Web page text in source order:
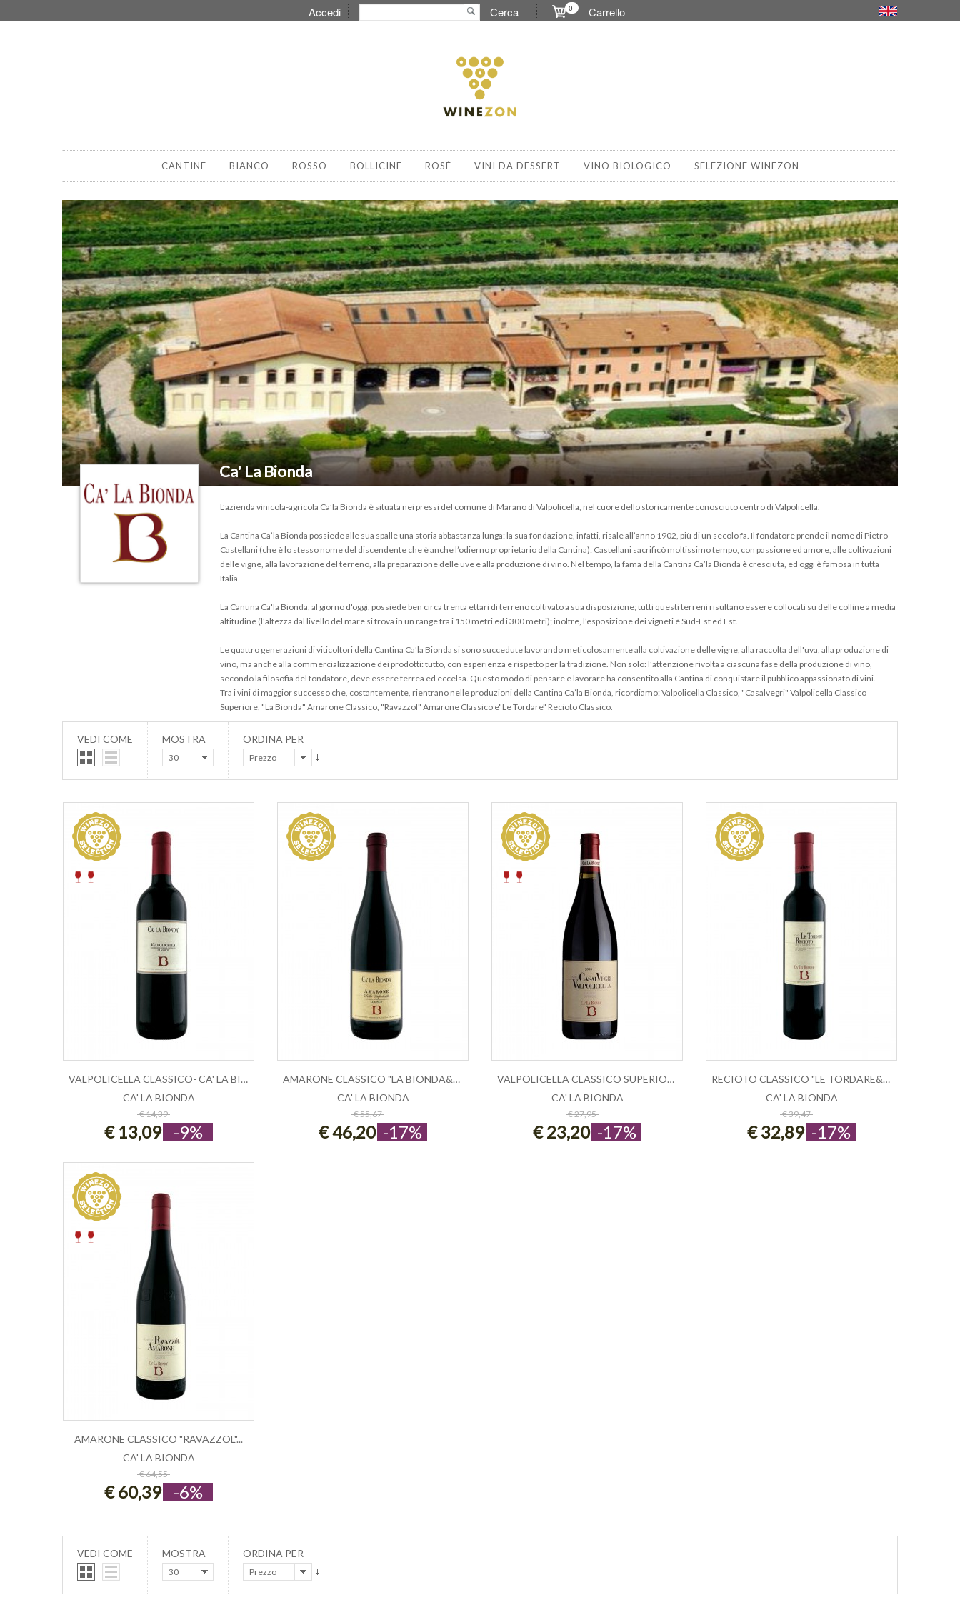
Accedi Cerca 0 Carrello
CANTINE BIANCO ROSSO BOLLICINE ROSÈ VINI DA DESSERT VINO BIOLOGICO SELEZIONE WINEZON
Ca' La Bionda
L’azienda vinicola-agricola Ca’la Bionda è situata nei pressi del comune di Marano di Valpolicella, nel cuore dello storicamente conosciuto centro di Valpolicella.
La Cantina Ca’la Bionda possiede alle sua spalle una storia abbastanza lunga: la sua fondazione, infatti, risale all’anno 1902, più di un secolo fa. Il fondatore prende il nome di Pietro
Castellani (che è lo stesso nome del discendente che è anche l’odierno proprietario della Cantina): Castellani sacrificò moltissimo tempo, con passione ed amore, alle coltivazioni
delle vigne, alla lavorazione del terreno, alla preparazione delle uve e alla produzione di vino. Nel tempo, la fama della Cantina Ca’la Bionda è cresciuta, ed oggi è famosa in tutta
Italia.
La Cantina Ca'la Bionda, al giorno d'oggi, possiede ben circa trenta ettari di terreno coltivato a sua disposizione; tutti questi terreni risultano essere collocati su delle colline a media
altitudine (l’altezza dal livello del mare si trova in un range tra i 150 metri ed i 300 metri); inoltre, l’esposizione dei vigneti è Sud-Est ed Est.
Le quattro generazioni di viticoltori della Cantina Ca'la Bionda si sono succedute lavorando meticolosamente alla coltivazione delle vigne, alla raccolta dell'uva, alla produzione di
vino, ma anche alla commercializzazione dei prodotti: tutto, con esperienza e rispetto per la tradizione. Non solo: l’attenzione rivolta a ciascuna fase della produzione di vino,
secondo la filosofia del fondatore, deve essere ferrea ed eccelsa. Questo modo di pensare e lavorare ha consentito alla Cantina di conquistare il pubblico appassionato di vini.
Tra i vini di maggior successo che, costantemente, rientrano nelle produzioni della Cantina Ca’la Bionda, ricordiamo: Valpolicella Classico, "Casalvegri" Valpolicella Classico
Superiore, "La Bionda" Amarone Classico, "Ravazzol" Amarone Classico e"Le Tordare" Recioto Classico.
VEDI COME MOSTRA
30
ORDINA PER
Prezzo
ESAURITO
VALPOLICELLA CLASSICO- CA' LA BIONDA...
CA' LA BIONDA
€ 14,39
€ 13,09 -9%
ESAURITO
AMARONE CLASSICO "LA BIONDA&QUO...
CA' LA BIONDA
€ 55,67
€ 46,20 -17%
ESAURITO
VALPOLICELLA CLASSICO SUPERIORE &QUO...
CA' LA BIONDA
€ 27,95
€ 23,20 -17%
ESAURITO
RECIOTO CLASSICO "LE TORDARE&QU...
CA' LA BIONDA
€ 39,47
€ 32,89 -17%
ESAURITO
AMARONE CLASSICO "RAVAZZOL"...
CA' LA BIONDA
€ 64,55
€ 60,39 -6%
VEDI COME MOSTRA
30
ORDINA PER
Prezzo